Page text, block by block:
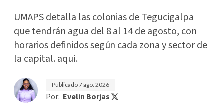
UMAPS detalla las colonias de Tegucigalpa
que tendrán agua del 8 al 14 de agosto, con
horarios definidos según cada zona y sector de
la capital. aquí.
Publicado7 ago. 2026
Por: Evelin Borjas